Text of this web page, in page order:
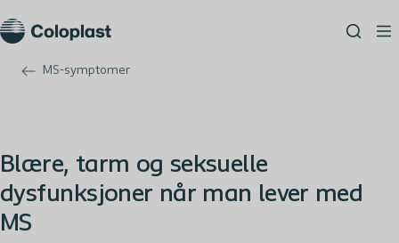
MS-symptomer
Blære, tarm og seksuelle
dysfunksjoner når man lever med
MS